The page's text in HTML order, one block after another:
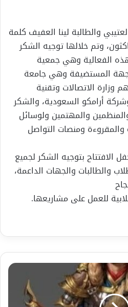
والطالبة لينا العفيف كلمة
وتم خلالها توجيه الشكر
الفعالية وهي جمعية
المستضيفة وهي جامعة
وزارة الاتصالات وتقنية
أرامكو السعودية، والشكر
والمهتمين ولوسائل
والمقروءة ومنصات التواصل
الافتتاح بتوجيه الشكر لجميع
والطالبات والجهات الداعمة،
للعمل على مشاريعها.